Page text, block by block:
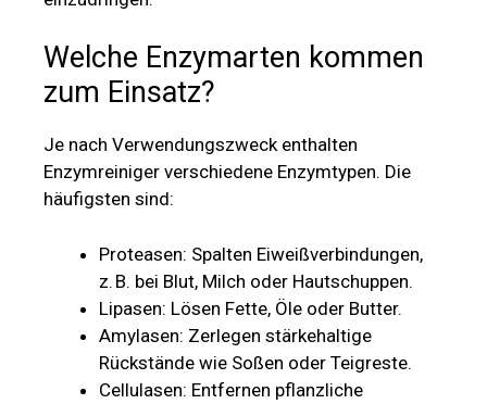
Welche Enzymarten kommen
zum Einsatz?
Je nach Verwendungszweck enthalten
Enzymreiniger verschiedene Enzymtypen. Die
häufigsten sind:
Proteasen: Spalten Eiweißverbindungen,
z. B. bei Blut, Milch oder Hautschuppen.
Lipasen: Lösen Fette, Öle oder Butter.
Amylasen: Zerlegen stärkehaltige
Rückstände wie Soßen oder Teigreste.
Cellulasen: Entfernen pflanzliche